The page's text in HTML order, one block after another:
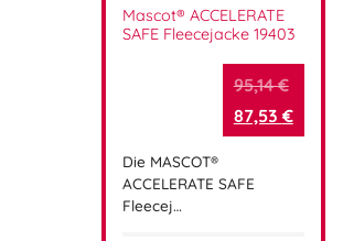
20950?
Mascot® ACCELERATE
SAFE Fleecejacke 19403
95,14€
87,53 €
Die MASCOT®
ACCELERATE SAFE
Fleecej…